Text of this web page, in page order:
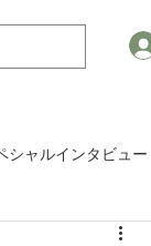
シャルインタビュー